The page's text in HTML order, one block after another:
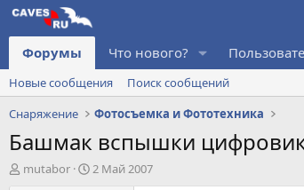
Форумы Что нового?
Новые сообщения
Поиск сообщений
Снаряжение
Фотосъемка и Фототехника
Башмак вспышки
А
mutabor
Д
2 Май 2007